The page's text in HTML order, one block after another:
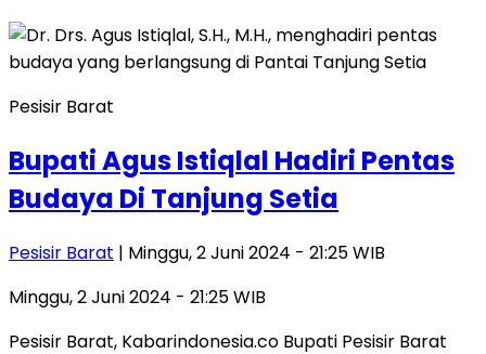
Pesisir Barat
Bupati Agus Istiqlal Hadiri Pentas
Budaya Di Tanjung Setia
Pesisir Barat | Minggu, 2 Juni 2024 - 21:25 WIB
Minggu, 2 Juni 2024 - 21:25 WIB
Pesisir Barat, Kabarindonesia.co Bupati Pesisir Barat